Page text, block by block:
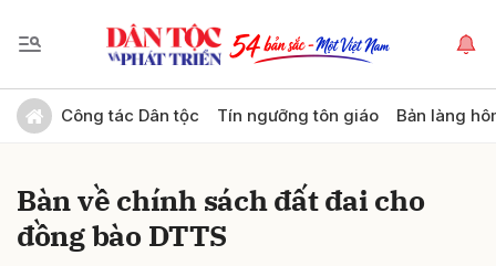
Công tác Dân tộc Tín ngưỡng tôn giáo Bản làng
Bàn về chính sách đất đai cho
đồng bào DTTS
Gửi bình luận